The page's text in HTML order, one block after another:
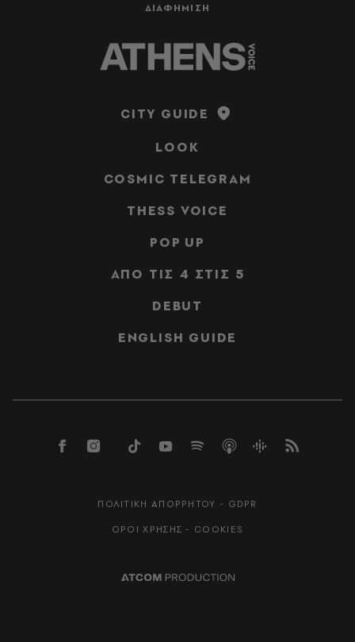
ΔΙΑΦΗΜΙΣΗ
CITY GUIDE
LOOK
COSMIC TELEGRAM
THESS VOICE
POP UP
ΑΠΟ ΤΙΣ 4 ΣΤΙΣ 5
DEBUT
ENGLISH GUIDE
ΠΟΛΙΤΙΚΗ ΑΠΟΡΡΗΤΟΥ - GDPR
ΟΡΟΙ ΧΡΗΣΗΣ - COOKIES